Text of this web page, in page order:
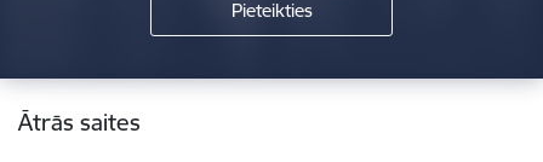
Kājene
Ātrās saites